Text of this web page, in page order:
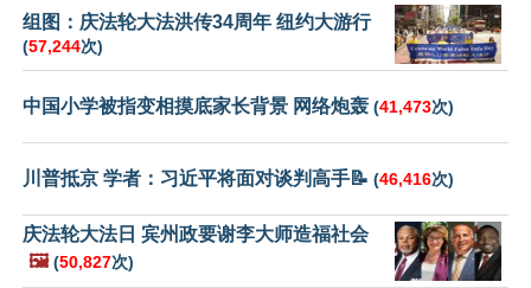
组图：庆法轮大法洪传34周年 纽约大游行
(57,244次)
中国小学被指变相摸底家长背景 网络炮轰 (41,473次)
川普抵京 学者：习近平将面对谈判高手📝 (46,416次)
庆法轮大法日 宾州政要谢李大师造福社会
🖼️ (50,827次)